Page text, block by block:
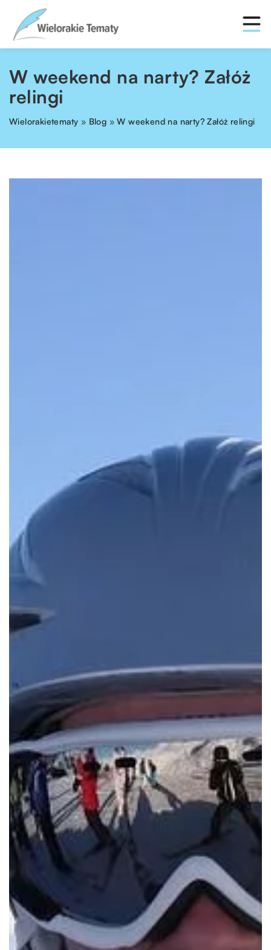
W weekend na narty? Załóż
relingi
Wielorakietematy » Blog »W weekend na narty? Załóż relingi